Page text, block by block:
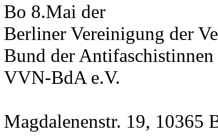
Bo 8.Mai der
Berliner Vereinigung der
Bund der
VVN-BdA e.V.
Magdalenenstr. 19, 10365